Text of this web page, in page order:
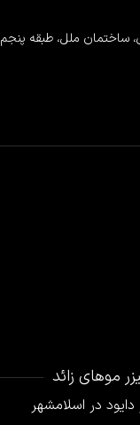
ساختمان ملل، طبقه پنجم
موهای زائد
دایود در اسلامشهر